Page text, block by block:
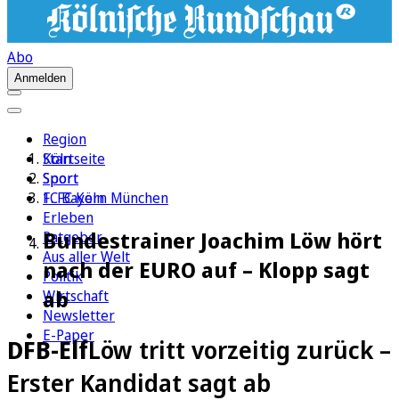
Abo
Anmelden
Region
Köln
Sport
1. FC Köln
Erleben
Ratgeber
Aus aller Welt
Politik
Wirtschaft
Newsletter
E-Paper
Startseite
Sport
FC Bayern München
Bundestrainer Joachim Löw hört
nach der EURO auf – Klopp sagt
ab
DFB-ElfLöw tritt vorzeitig zurück –
Erster Kandidat sagt ab